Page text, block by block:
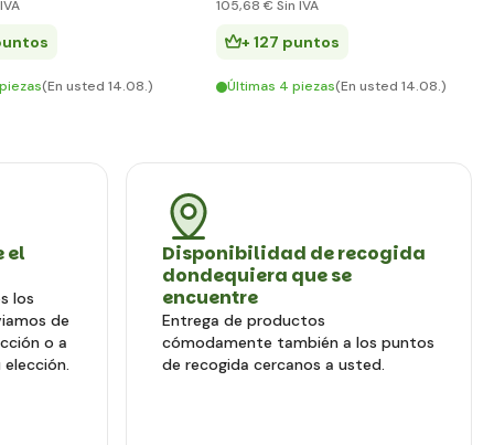
(En usted 14.08.)
105,68 € Sin IVA
+ 127 puntos
Últimas 4 piezas(En usted 14.08.)
el
los
de
o a
Disponibilidad de recogida
dondequiera que se
encuentre
Entrega de productos
cómodamente también a los puntos
de recogida cercanos a usted.